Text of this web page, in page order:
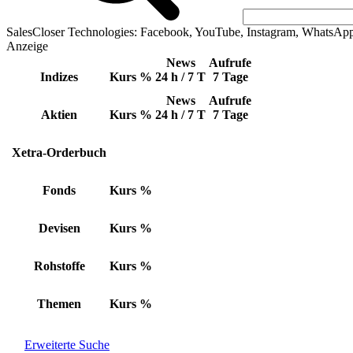
SalesCloser Technologies: Facebook, YouTube, Instagram,
Anzeige
Indizes Kurs %
News
24 h / 7 T
Aufrufe
7 Tage
Aktien Kurs %
News
24 h / 7 T
Aufrufe
7 Tage
Xetra-Orderbuch
Fonds Kurs %
Devisen Kurs %
Rohstoffe Kurs %
Themen Kurs %
Erweiterte Suche